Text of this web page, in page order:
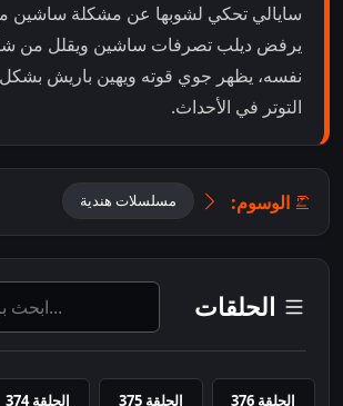
سايالي تحكي لشوبها عن مشكلة ساشين
يرفض ديلب تصرفات ساشين ويقلل من
نفسه، يظهر جوي قوته ويهين باريش بشكل
التوتر في الأحداث.
الوسوم: مسلسلات هندية
الحلقات
الحلقة 376 الحلقة 375 الحلقة 374